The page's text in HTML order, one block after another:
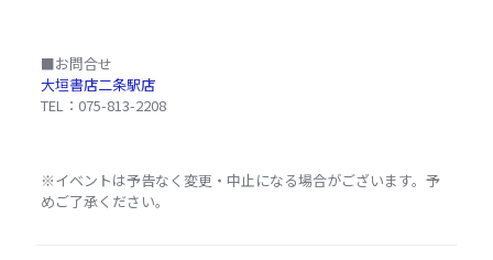
■お問合せ
大垣書店二条駅店
TEL：075-813-2208
※イベントは予告なく変更・中止になる場合がございます。予
めご了承ください。